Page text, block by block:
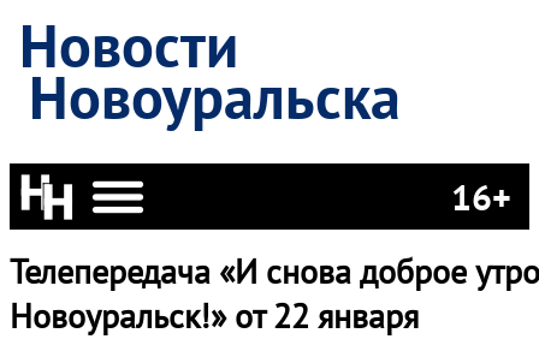
Новости
Новоуральска
16+
Телепередача «И снова доброе
Новоуральск!» от 22 января